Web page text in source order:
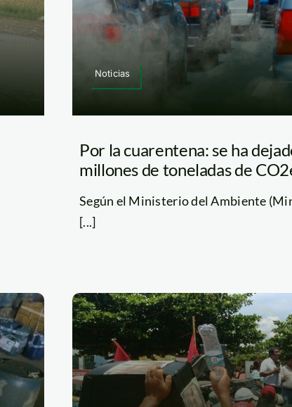
Noticias
Por la cuarentena: se ha
millones de toneladas de
Según el Ministerio del Ambiente
[...]